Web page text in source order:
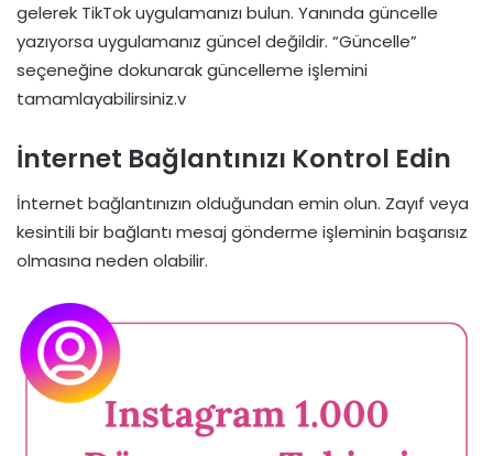
gelerek TikTok uygulamanızı bulun. Yanında güncelle
yazıyorsa uygulamanız güncel değildir. “Güncelle”
seçeneğine dokunarak güncelleme işlemini
tamamlayabilirsiniz.v
İnternet Bağlantınızı Kontrol Edin
İnternet bağlantınızın olduğundan emin olun. Zayıf veya
kesintili bir bağlantı mesaj gönderme işleminin başarısız
olmasına neden olabilir.